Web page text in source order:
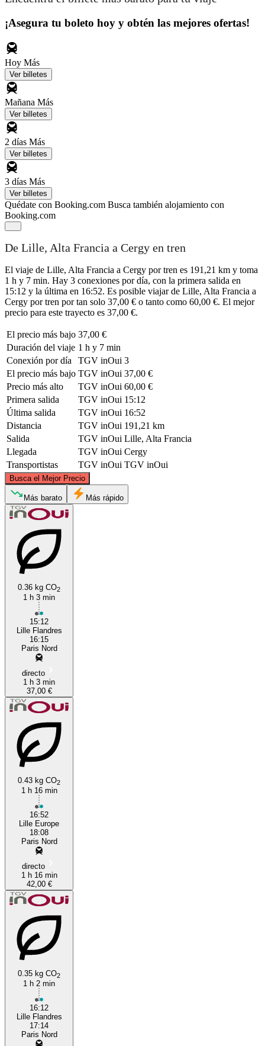
¡Asegura tu boleto hoy y obtén las mejores ofertas!
Hoy Más
Ver billetes
Mañana Más
Ver billetes
2 días Más
Ver billetes
3 días Más
Ver billetes
Quédate con Booking.com Busca también alojamiento con
Booking.com
De Lille, Alta Francia a Cergy en tren
El viaje de Lille, Alta Francia a Cergy por tren es 191,21 km y toma
1 h y 7 min. Hay 3 conexiones por día, con la primera salida en
15:12 y la última en 16:52. Es posible viajar de Lille, Alta Francia a
Cergy por tren por tan solo 37,00 € o tanto como 60,00 €. El mejor
precio para este trayecto es 37,00 €.
El precio más bajo 37,00 €
Duración del viaje 1 h y 7 min
Conexión por día
TGV inOui 3
El precio más bajo TGV inOui 37,00 €
Precio más alto
TGV inOui 60,00 €
Primera salida
TGV inOui 15:12
Última salida
TGV inOui 16:52
Distancia
TGV inOui 191,21 km
Salida
TGV inOui Lille, Alta Francia
Llegada
TGV inOui Cergy
Transportistas
TGV inOui TGV inOui
Busca el Mejor Precio
© CARTO, ©
Más barato Más rápido
0.36 kg CO2
1 h 3 min
15:12
Lille Flandres
16:15
Paris Nord
directo
1 h 3 min
37,00 €
0.43 kg CO2
1 h 16 min
16:52
Lille Europe
18:08
Paris Nord
directo
1 h 16 min
42,00 €
0.35 kg CO2
1 h 2 min
16:12
Lille Flandres
17:14
Paris Nord